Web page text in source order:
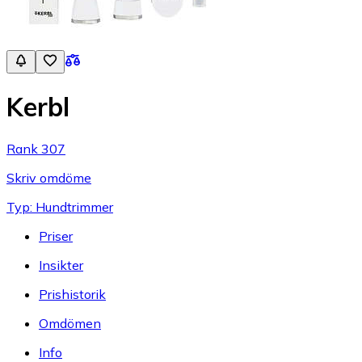
Kerbl
Rank 307
Skriv omdöme
Typ: Hundtrimmer
Priser
Insikter
Prishistorik
Omdömen
Info